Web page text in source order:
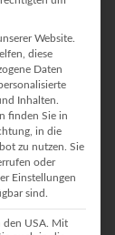
Website.
diese
Daten
Inhalten.
finden Sie in
in die
zu nutzen. Sie
oder
Einstellungen
sind.
den USA. Mit